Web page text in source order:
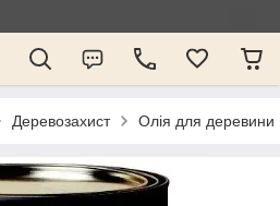
Деревозахист Олія для деревини